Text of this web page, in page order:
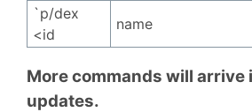
`p/dex
<id
name
More commands will arrive
updates.